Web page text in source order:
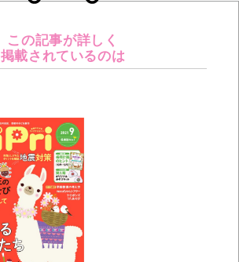
この記事が詳しく
掲載されているのは